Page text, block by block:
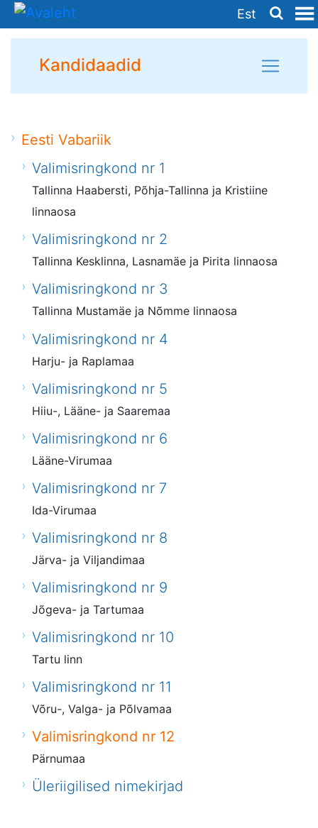
Est
Kandidaadid
Eesti Vabariik
Valimisringkond nr 1
Tallinna Haabersti, Põhja-Tallinna ja Kristiine
linnaosa
Valimisringkond nr 2
Tallinna Kesklinna, Lasnamäe ja Pirita linnaosa
Valimisringkond nr 3
Tallinna Mustamäe ja Nõmme linnaosa
Valimisringkond nr 4
Harju- ja Raplamaa
Valimisringkond nr 5
Hiiu-, Lääne- ja Saaremaa
Valimisringkond nr 6
Lääne-Virumaa
Valimisringkond nr 7
Ida-Virumaa
Valimisringkond nr 8
Järva- ja Viljandimaa
Valimisringkond nr 9
Jõgeva- ja Tartumaa
Valimisringkond nr 10
Tartu linn
Valimisringkond nr 11
Võru-, Valga- ja Põlvamaa
Valimisringkond nr 12
Pärnumaa
Üleriigilised nimekirjad